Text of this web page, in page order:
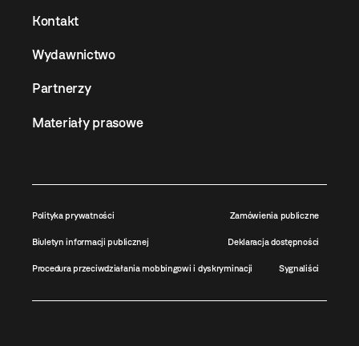
Kontakt
Wydawnictwo
Partnerzy
Materiały prasowe
Polityka prywatności Zamówienia publiczne
Biuletyn informacji publicznej Deklaracja dostępności
Procedura przeciwdziałania mobbingowi i dyskryminacji Sygnaliści